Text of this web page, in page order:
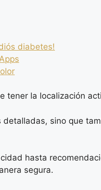
diabetes!
tener la localización
sino que
hasta
segura.